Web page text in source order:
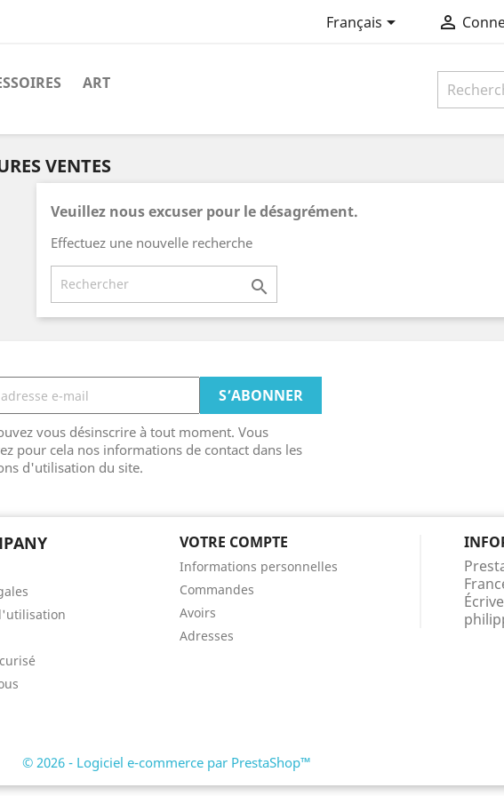
Français 
ART
VENTES
Veuillez nous excuser pour le désagrément.
Effectuez une nouvelle recherche

vous désinscrire à tout moment. Vous
pour cela nos informations de contact dans les
d'utilisation du site.
VOTRE COMPTE
Informations personnelles
Commandes
Avoirs
Adresses
© 2026 - Logiciel e-commerce par PrestaShop™